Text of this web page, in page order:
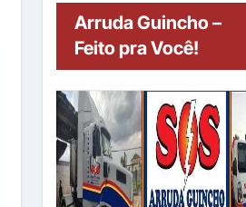
Arruda Guincho –
Feito pra Você!